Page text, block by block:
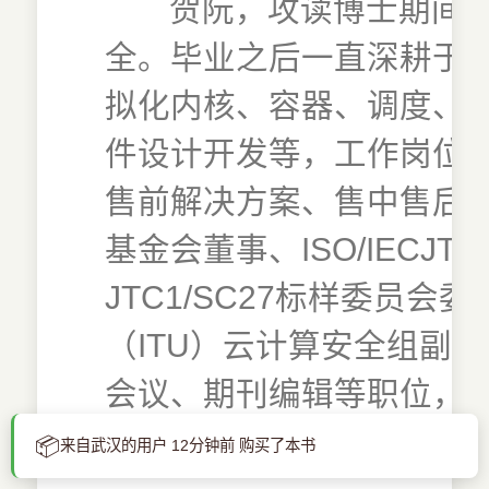
贺阮，攻读博士期间
全。毕业之后一直深耕于
拟化内核、容器、调度、
件设计开发等，工作岗位
售前解决方案、售中售后
基金会董事、ISO/
JTC1/SC27标样委员会委
（ITU）云计算安全组副
会议、期刊编辑等职位，
的发展。
📦来自武汉的用户 12分钟前 购买了本书